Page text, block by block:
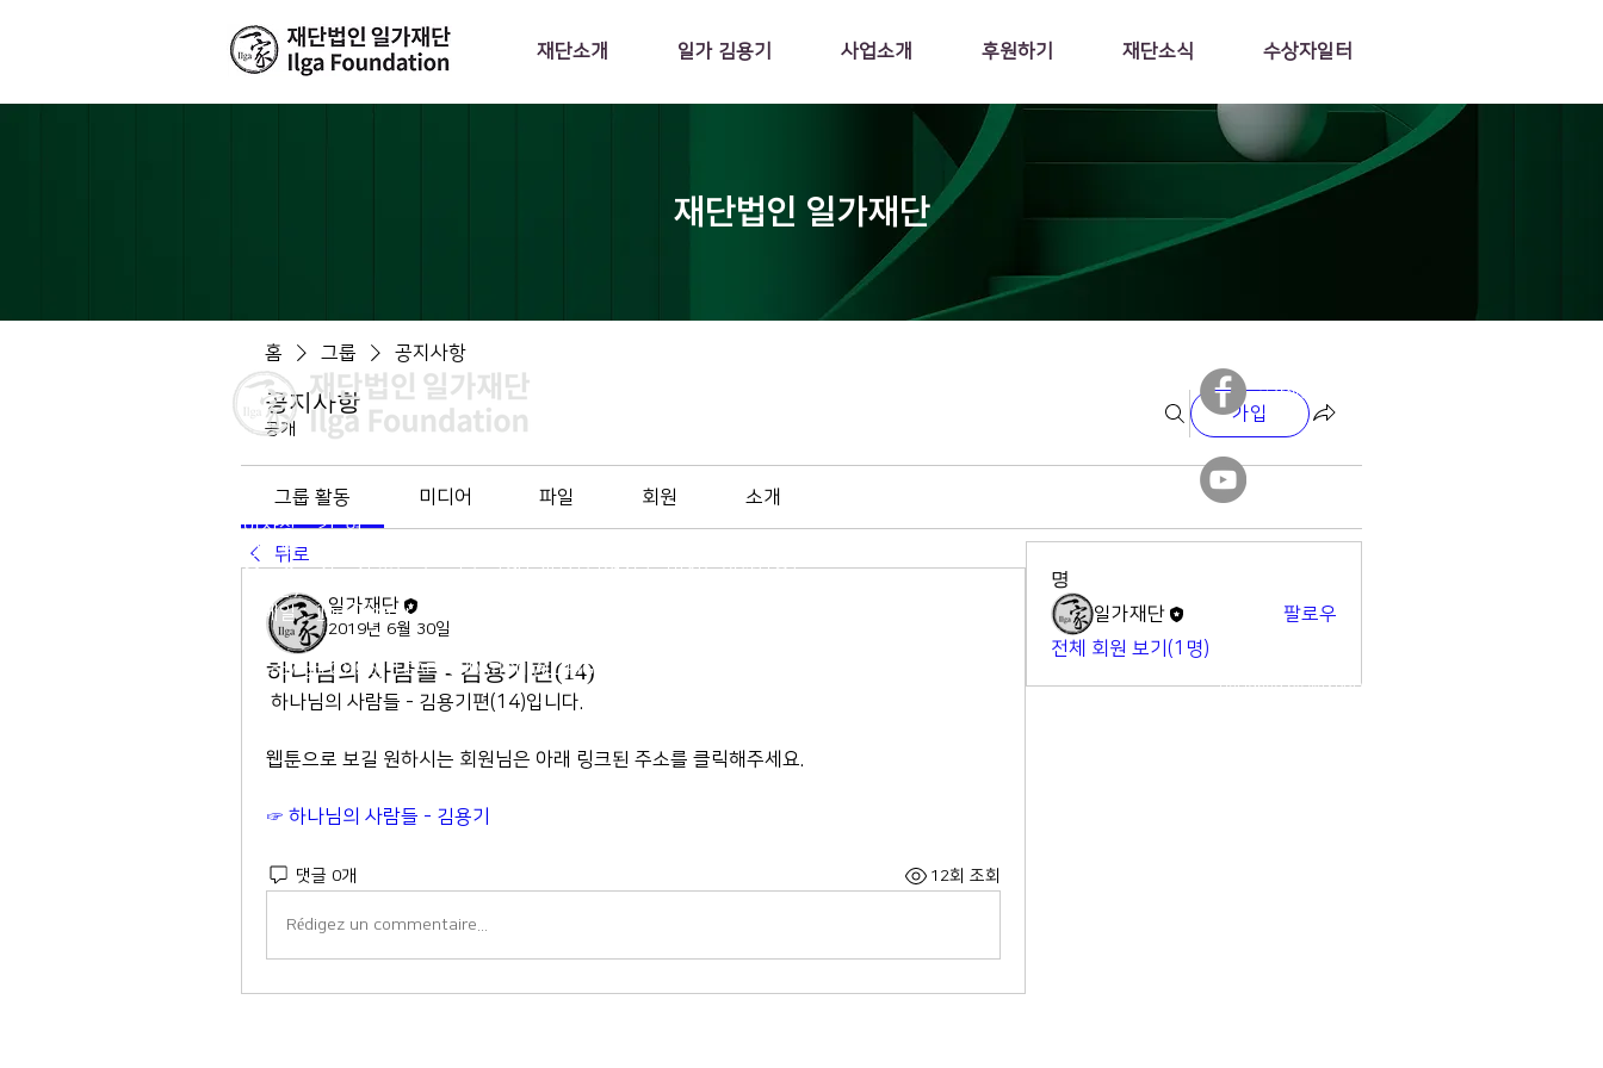
재단소개 일가 김용기 사업소개 후원하기 재단소식 수상자일터
재단법인 일가재단
홈 그룹 공지사항
공지사항
공개
가입
그룹 활동 미디어 파일 회원 소개
뒤로
일가재단
2019년 6월 30일
하나님의 사람들 - 김용기편(14)
하나님의 사람들 - 김용기편(14)입니다.
웹툰으로 보길 원하시는 회원님은 아래 링크된 주소를 클릭해주세요.
☞ 하나님의 사람들 - 김용기
댓글 0개 12회 조회
Rédigez un commentaire...
명
일가재단
팔로우
전체 회원 보기(1명)
​일가재단 페이스북
이사장 : 김 현
전 화 : 02-564-5990 | 팩스 : 02-564-5991
주 소 : 서울시 종로구 율곡로 190, 407호 (연지동, 여전도회관) (우)
03127
​이메일 :ilga@ilga.or.kr
© Copyright 2019 by ILGAFOUNDATION. ALL RIGHTS RESERVED
Designed byWIXPRO